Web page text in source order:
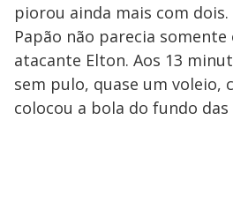
piorou ainda mais com
Papão não parecia
atacante Elton. Aos 13
sem pulo, quase um voleio,
colocou a bola do fundo das